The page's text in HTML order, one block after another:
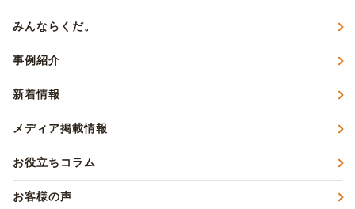
みんならくだ。
事例紹介
新着情報
メディア掲載情報
お役立ちコラム
お客様の声